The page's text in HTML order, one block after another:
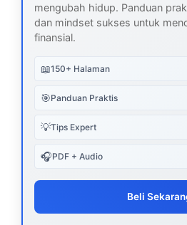
mengubah hidup. Panduan
dan mindset sukses untuk
finansial.
📖150+ Halaman
🎯Panduan Praktis
💡Tips Expert
🎧PDF + Audio
Beli